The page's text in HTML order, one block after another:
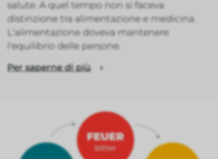
salute. A quel tempo non si faceva
distinzione tra alimentazione e medicina.
L'alimentazione doveva mantenere
l'equilibrio delle persone.
Per saperne di più